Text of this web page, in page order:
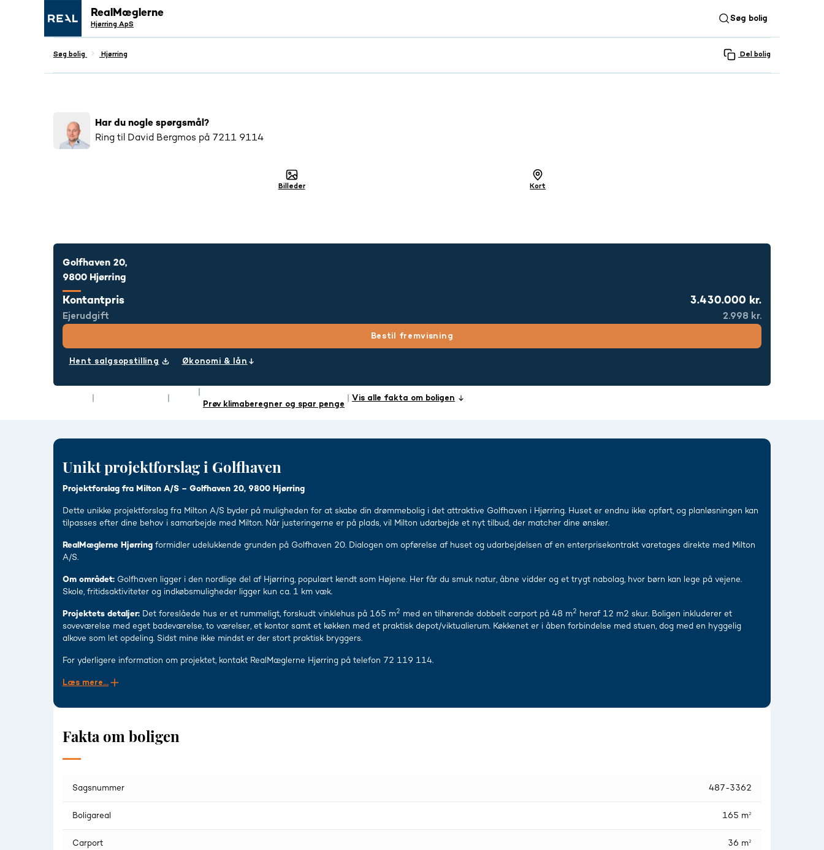
RealMæglerne
Hjørring ApS
Søg bolig
Søg bolig Hjørring Del bolig
Populær 4577har interageret med denne bolig
Har du nogle spørgsmål?
Ring til David Bergmos på 7211 9114
Billeder Kort
Golfhaven 20,
9800 Hjørring
Kontantpris 3.430.000 kr.
Ejerudgift 2.998 kr.
Bestil fremvisning
Hent salgsopstilling Økonomi & lån
Prøv klimaberegner og spar penge
Vis alle fakta om boligen
Unikt projektforslag i Golfhaven
Projektforslag fra Milton A/S – Golfhaven 20, 9800 Hjørring
Dette unikke projektforslag fra Milton A/S byder på muligheden for at skabe din drømmebolig i det attraktive Golfhaven i Hjørring. Huset er endnu ikke opført, og planløsningen kan
tilpasses efter dine behov i samarbejde med Milton. Når justeringerne er på plads, vil Milton udarbejde et nyt tilbud, der matcher dine ønsker.
RealMæglerne Hjørring formidler udelukkende grunden på Golfhaven 20. Dialogen om opførelse af huset og udarbejdelsen af en enterprisekontrakt varetages direkte med Milton
A/S.
Om området: Golfhaven ligger i den nordlige del af Hjørring, populært kendt som Højene. Her får du smuk natur, åbne vidder og et trygt nabolag, hvor børn kan lege på vejene.
Skole, fritidsaktiviteter og indkøbsmuligheder ligger kun ca. 1 km væk.
Projektets detaljer: Det foreslåede hus er et rummeligt, forskudt vinklehus på 165 m2 med en tilhørende dobbelt carport på 48 m2
heraf 12 m2 skur. Boligen inkluderer et
soveværelse med eget badeværelse, to værelser, et kontor samt et køkken med et praktisk depot/viktualierum. Køkkenet er i åben forbindelse med stuen, dog med en hyggelig
alkove som let opdeling. Sidst mine ikke mindst er der stort praktisk bryggers.
For yderligere information om projektet, kontakt RealMæglerne Hjørring på telefon 72 119 114.
Læs mere...
Fakta om boligen
Sagsnummer 487-3362
Boligareal 165 m²
Carport 36 m²